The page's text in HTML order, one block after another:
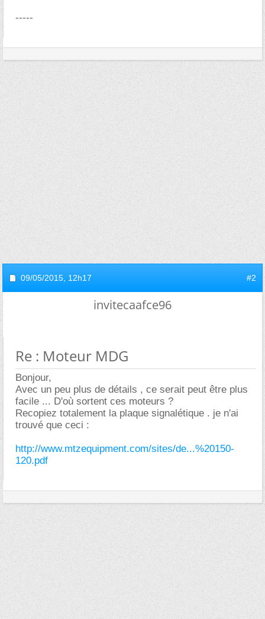
-----
09/05/2015, 12h17 #2
invitecaafce96
Re : Moteur MDG
Bonjour,
Avec un peu plus de détails , ce serait peut être plus
facile ... D'où sortent ces moteurs ?
Recopiez totalement la plaque signalétique . je n'ai
trouvé que ceci :
http://www.mtzequipment.com/sites/de...%20150-
120.pdf